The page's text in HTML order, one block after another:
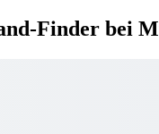
Finder bei